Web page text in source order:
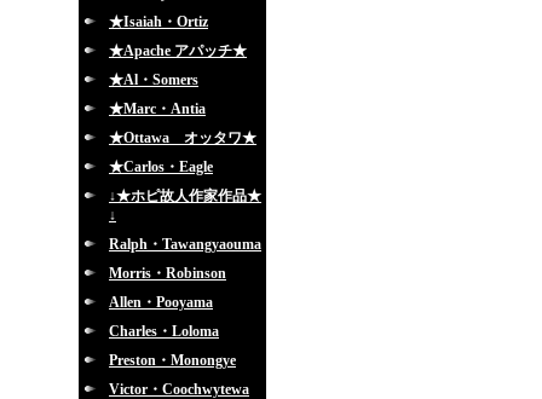
★Isaiah・Ortiz
★Apache アパッチ★
★Al・Somers
★Marc・Antia
★Ottawa オッタワ★
★Carlos・Eagle
↓★ホピ故人作家作品★
↓
Ralph・Tawangyaouma
Morris・Robinson
Allen・Pooyama
Charles・Loloma
Preston・Monongye
Victor・Coochwytewa